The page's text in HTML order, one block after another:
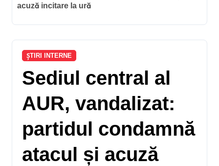
acuză incitare la ură
ȘTIRI INTERNE
Sediul central al
AUR, vandalizat:
partidul condamnă
atacul și acuză